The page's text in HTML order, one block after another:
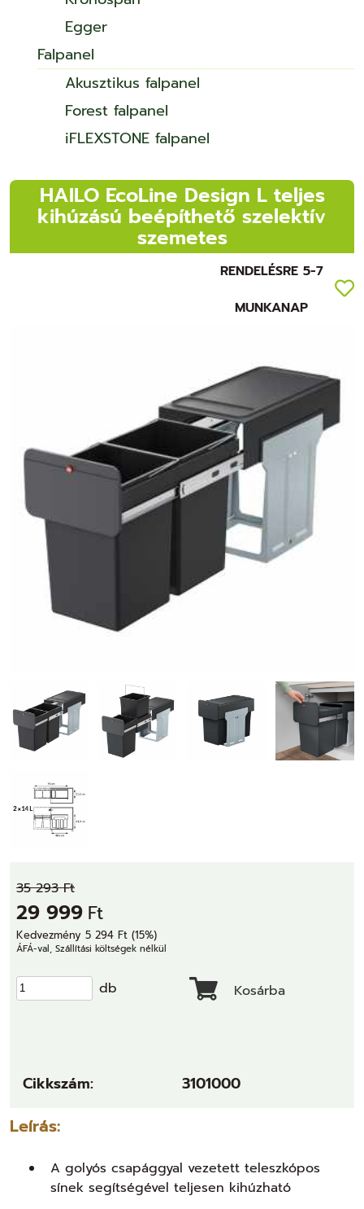
Egger
Falpanel
Akusztikus falpanel
Forest falpanel
iFLEXSTONE falpanel
HAILO EcoLine Design L teljes
kihúzású beépíthető szelektív
szemetes
RENDELÉSRE 5-7
MUNKANAP
35 293 Ft
29 999 Ft
Kedvezmény 5 294 Ft (15%)
ÁFÁ-val, Szállítási költségek nélkül
db Kosárba
Leírás:
A golyós csapággyal vezetett teleszkópos
sínek segítségével teljesen kihúzható
Cikkszám: 3101000